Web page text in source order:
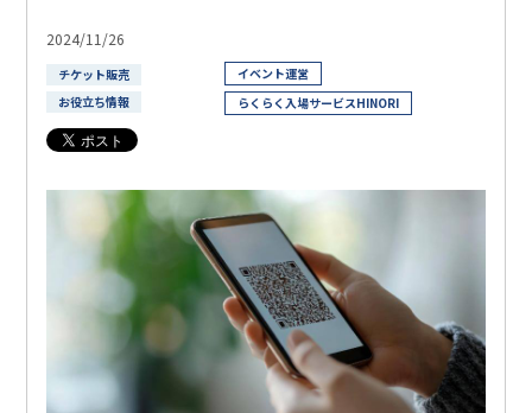
2024/11/26
チケット販売
お役立ち情報
イベント運営
らくらく入場サービスHINORI